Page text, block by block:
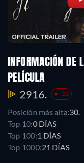
INFORMACIÓN DE
PELÍCULA
2916. -22
Posición más alta:30.
Top 10:0 DÍAS
Top 100:1 DÍAS
Top 1000:21 DÍAS